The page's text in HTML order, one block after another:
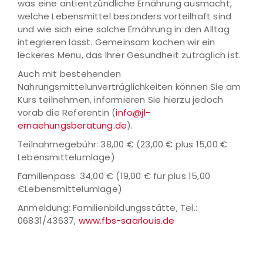
was eine antientzündliche Ernährung ausmacht,
welche Lebensmittel besonders vorteilhaft sind
und wie sich eine solche Ernährung in den Alltag
integrieren lässt. Gemeinsam kochen wir ein
leckeres Menü, das Ihrer Gesundheit zuträglich ist.
Auch mit bestehenden
Nahrungsmittelunverträglichkeiten können Sie am
Kurs teilnehmen, informieren Sie hierzu jedoch
vorab die Referentin (info@jl-
ernaehungsberatung.de).
Teilnahmegebühr: 38,00 € (23,00 € plus 15,00 €
Lebensmittelumlage)
Familienpass: 34,00 € (19,00 € für plus 15,00
€Lebensmittelumlage)
Anmeldung: Familienbildungsstätte, Tel.:
06831/43637, www.fbs-saarlouis.de